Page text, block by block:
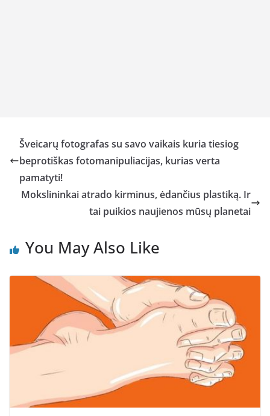
Šveicarų fotografas su savo vaikais kuria tiesiog
beprotiškas fotomanipuliacijas, kurias verta
pamatyti!
Mokslininkai atrado kirminus, ėdančius plastiką. Ir
tai puikios naujienos mūsų planetai
You May Also Like